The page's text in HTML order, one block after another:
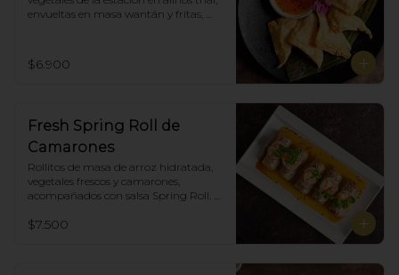
envueltas en masa wantán y fritas,
$6.900
Fresh Spring Roll de
Camarones
Rollitos de masa de arroz hidratada,
vegetales frescos y camarones,
acompañados con salsa Spring Roll.
$7.500